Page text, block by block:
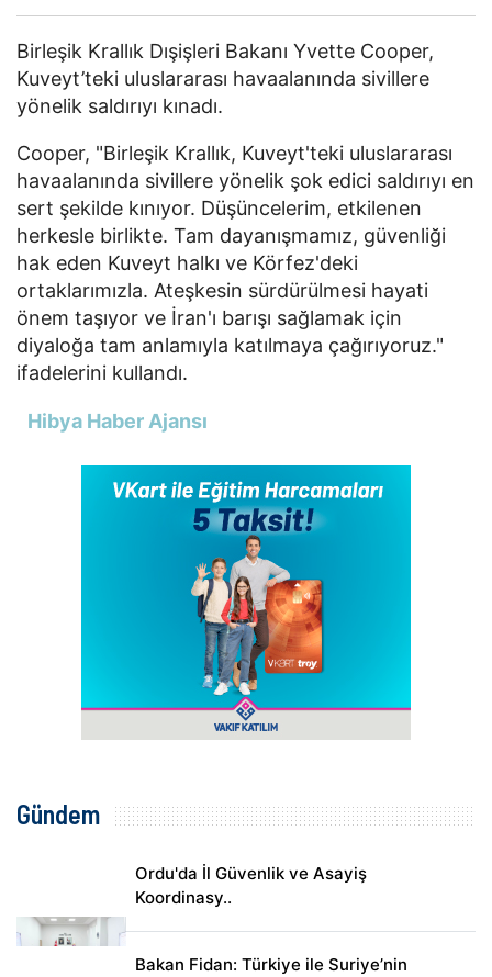
Birleşik Krallık Dışişleri Bakanı Yvette Cooper,
Kuveyt’teki uluslararası havaalanında sivillere
yönelik saldırıyı kınadı.
Cooper, "Birleşik Krallık, Kuveyt'teki uluslararası
havaalanında sivillere yönelik şok edici saldırıyı en
sert şekilde kınıyor. Düşüncelerim, etkilenen
herkesle birlikte. Tam dayanışmamız, güvenliği
hak eden Kuveyt halkı ve Körfez'deki
ortaklarımızla. Ateşkesin sürdürülmesi hayati
önem taşıyor ve İran'ı barışı sağlamak için
diyaloğa tam anlamıyla katılmaya çağırıyoruz."
ifadelerini kullandı.
Hibya Haber Ajansı
Gündem
Ordu'da İl Güvenlik ve Asayiş
Koordinasy..
Bakan Fidan: Türkiye ile Suriye’nin